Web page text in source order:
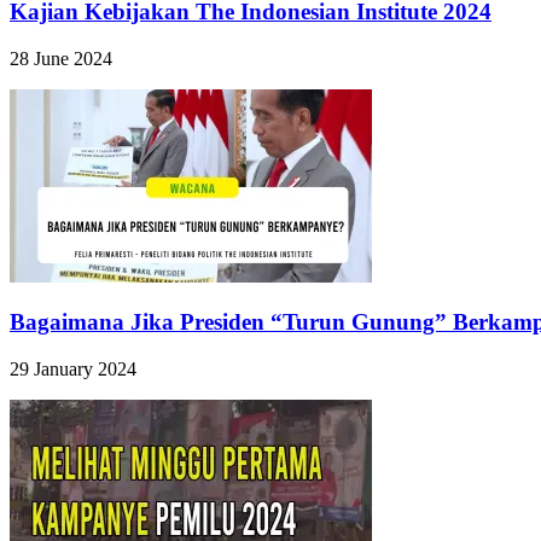
Kajian Kebijakan The Indonesian Institute 2024
28 June 2024
Bagaimana Jika Presiden “Turun Gunung”
29 January 2024